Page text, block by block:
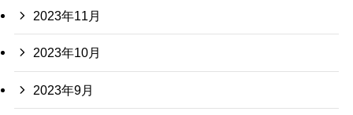
2023年11月
2023年10月
2023年9月